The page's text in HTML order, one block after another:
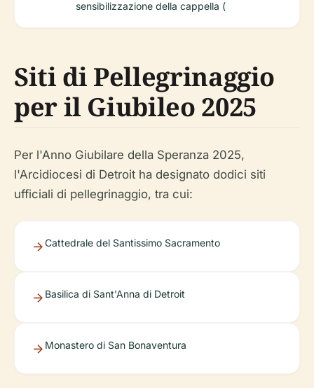
sensibilizzazione della cappella (
Siti di Pellegrinaggio
per il Giubileo 2025
Per l'Anno Giubilare della Speranza 2025,
l'Arcidiocesi di Detroit ha designato dodici siti
ufficiali di pellegrinaggio, tra cui:
Cattedrale del Santissimo Sacramento
Basilica di Sant'Anna di Detroit
Monastero di San Bonaventura